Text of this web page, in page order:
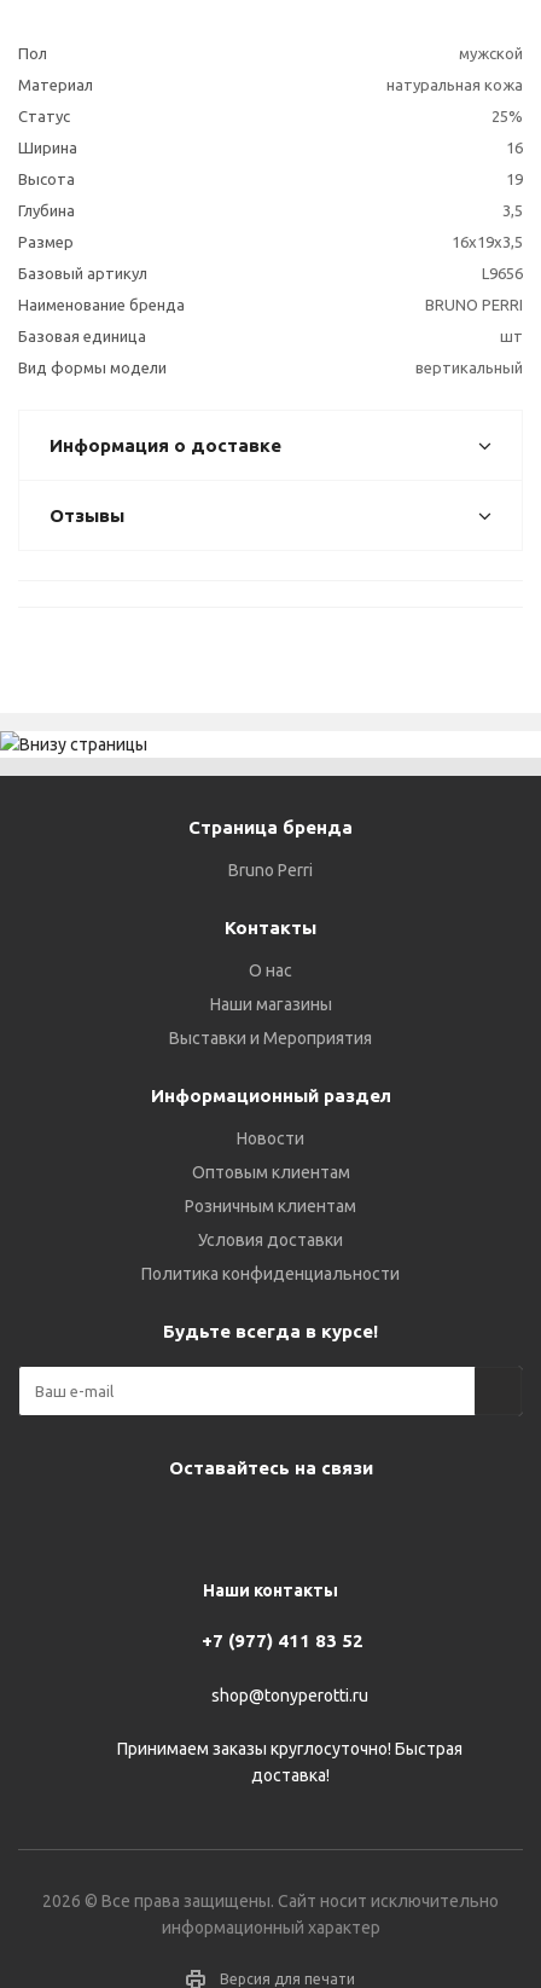
Пол
мужской
Материал
натуральная кожа
Статус
25%
Ширина
16
Высота
19
Глубина
3,5
Размер
16х19х3,5
Базовый артикул
L9656
Наименование бренда
BRUNO PERRI
Базовая единица
шт
Вид формы модели
вертикальный
Информация о доставке
Отзывы
Страница бренда
Bruno Perri
Контакты
О нас
Наши магазины
Выставки и Мероприятия
Информационный раздел
Новости
Оптовым клиентам
Розничным клиентам
Условия доставки
Политика конфиденциальности
Будьте всегда в курсе!
Оставайтесь на связи
Наши контакты
+7 (977) 411 83 52
shop@tonyperotti.ru
Принимаем заказы круглосуточно! Быстрая
доставка!
2026 © Все права защищены. Сайт носит исключительно
информационный характер
Версия для печати